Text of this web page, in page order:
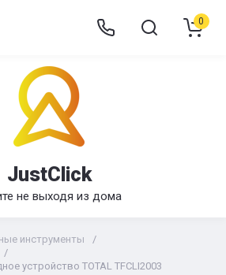
JustClick
не выходя из дома
0
инструменты
/
/
устройство TOTAL TFCLI2003